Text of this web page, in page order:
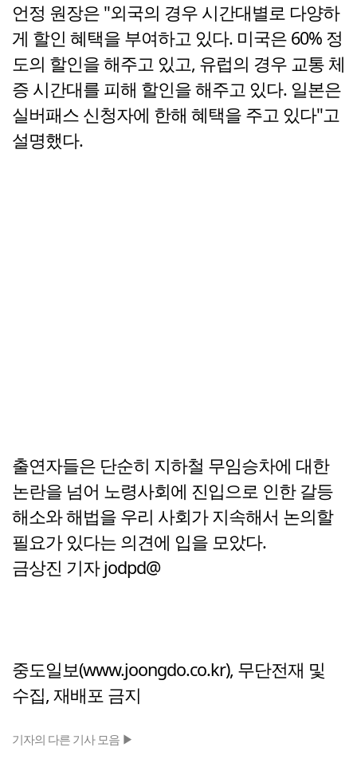
언정 원장은 "외국의 경우 시간대별로 다양하
게 할인 혜택을 부여하고 있다. 미국은 60% 정
도의 할인을 해주고 있고, 유럽의 경우 교통 체
증 시간대를 피해 할인을 해주고 있다. 일본은
실버패스 신청자에 한해 혜택을 주고 있다"고
설명했다.
출연자들은 단순히 지하철 무임승차에 대한
논란을 넘어 노령사회에 진입으로 인한 갈등
해소와 해법을 우리 사회가 지속해서 논의할
필요가 있다는 의견에 입을 모았다.
금상진 기자 jodpd@
중도일보(www.joongdo.co.kr), 무단전재 및
수집, 재배포 금지
기자의 다른 기사 모음 ▶